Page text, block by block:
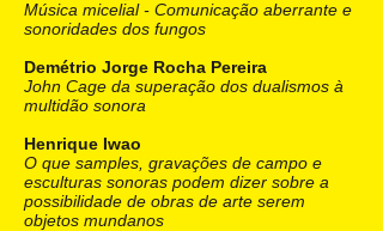
Música micelial - Comunicação aberrante e
sonoridades dos fungos
Demétrio Jorge Rocha Pereira
John Cage da superação dos dualismos à
multidão sonora
Henrique Iwao
O que samples, gravações de campo e
esculturas sonoras podem dizer sobre a
possibilidade de obras de arte serem
objetos mundanos